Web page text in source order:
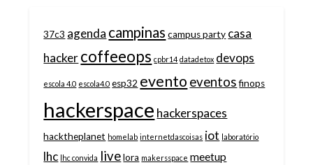
37c3 agenda campinas campus party casa
hackercoffeeops cpbr14 datadetox devops
escola 4.0 escola4.0 esp32 evento eventos finops
hackerspace hackerspaces
hacktheplanet homelab internetdascoisas iot laboratório
lhc lhc convida live lora makersspace meetup